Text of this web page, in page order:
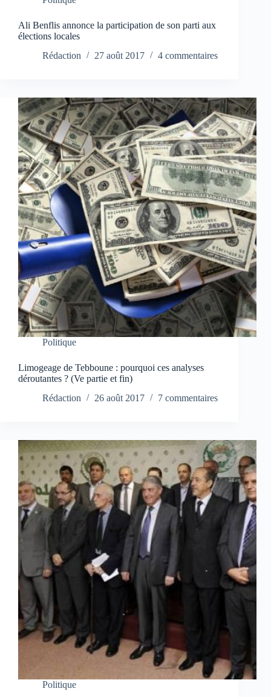
Ali Benflis annonce la participation de son parti aux
élections locales
Rédaction
27 août 2017 4 commentaires
Politique
Limogeage de Tebboune : pourquoi ces analyses
déroutantes ? (Ve partie et fin)
Rédaction
26 août 2017 7 commentaires
Politique